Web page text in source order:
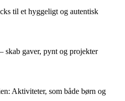
til et hyggeligt og autentisk
skab gaver, pynt og projekter
Aktiviteter, som både børn og